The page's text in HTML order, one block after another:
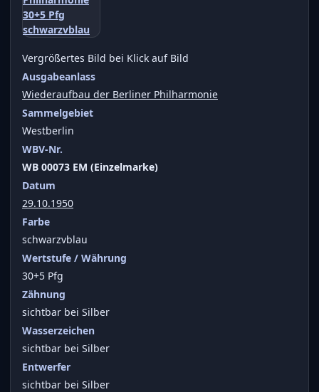
Vergrößertes Bild bei Klick auf Bild
Ausgabeanlass
Wiederaufbau der Berliner Philharmonie
Sammelgebiet
Westberlin
WBV-Nr.
WB 00073 EM (Einzelmarke)
Datum
29.10.1950
Farbe
schwarzvblau
Wertstufe / Währung
30+5 Pfg
Zähnung
sichtbar bei Silber
Wasserzeichen
sichtbar bei Silber
Entwerfer
sichtbar bei Silber